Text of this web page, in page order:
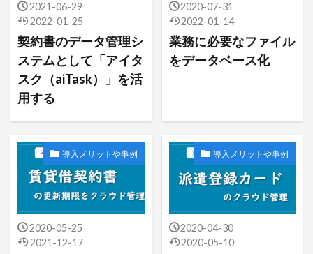
2021-06-29
2022-01-25
契約書のデータ管理シ
ステムとして「アイタ
スク（aiTask）」を活
用する
2020-07-31
2022-01-14
業務に必要なファイル
をデータベース化
導入メリットや事例
2020-05-25
2021-12-17
導入メリットや事例
2020-04-30
2020-05-10